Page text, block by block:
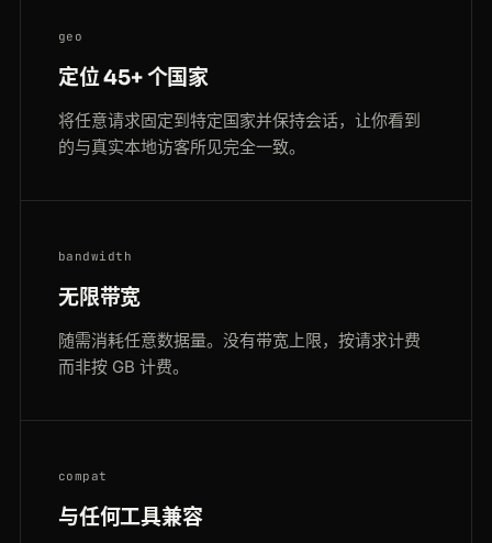
geo
定位 45+ 个国家
将任意请求固定到特定国家并保持会话，让你看到
的与真实本地访客所见完全一致。
bandwidth
无限带宽
随需消耗任意数据量。没有带宽上限，按请求计费
而非按 GB 计费。
compat
与任何工具兼容